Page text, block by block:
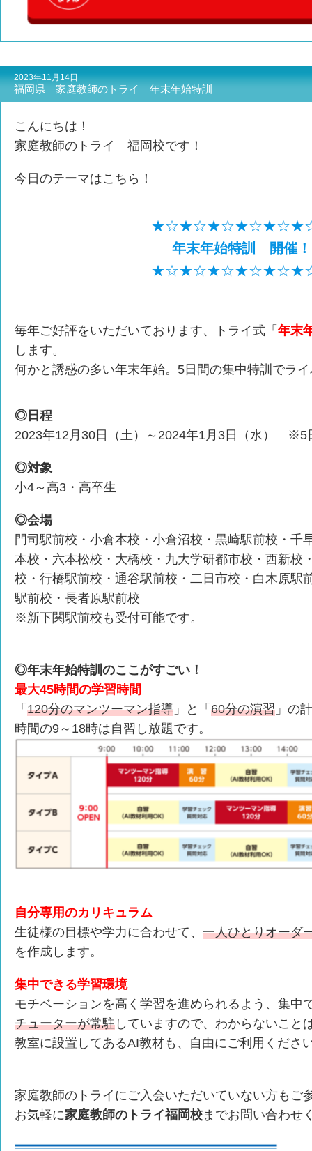
2023年11月14日
福岡県 家庭教師のトライ 年末年始特訓
こんにちは！
家庭教師のトライ 福岡校です！
今日のテーマはこちら！
年末年始特訓 開催！
毎年ご好評をいただいております、トライ式「 年末
します。
何かと誘惑の多い年末年始。5日間の集中特訓でラ
◎日程
2023年12月30日（土）～2024年1月3日（水） ※5
◎対象
小4～高3・高卒生
◎会場
門司駅前校・小倉本校・小倉沼校・黒崎駅前校・千
本校・六本松校・大橋校・九大学研都市校・西新校
校・行橋駅前校・通谷駅前校・二日市校・白木原駅
駅前校・長者原駅前校
※新下関駅前校も受付可能です。
◎年末年始特訓のここがすごい！
最大45時間の学習時間
「 120分のマンツーマン指導 」と「 60分の演習 」の
時間の9～18時は自習し放題です。
自分専用のカリキュラム
生徒様の目標や学力に合わせて、 一人ひとりオーダ
を作成します。
集中できる学習環境
モチベーションを高く学習を進められるよう、集中
チューターが常駐 していますので、わからないこと
教室に設置してあるAI教材も、自由にご利用くださ
家庭教師のトライにご入会いただいていない方もご
お気軽に家庭教師のトライ福岡校 までお問い合わせ